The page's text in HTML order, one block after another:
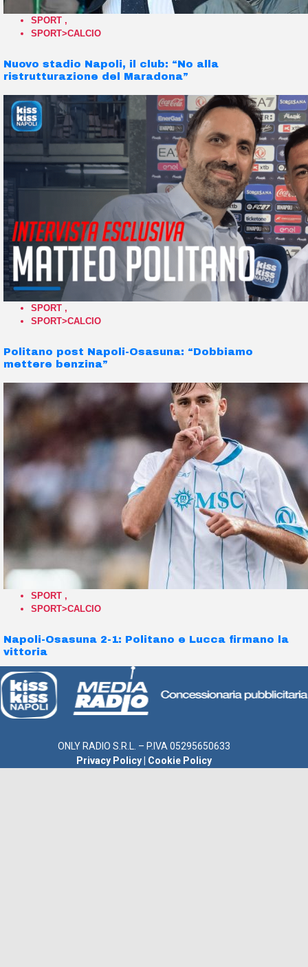
SPORT ,
SPORT>CALCIO
Nuovo stadio Napoli, il club: “No alla
ristrutturazione del Maradona”
SPORT ,
SPORT>CALCIO
Politano post Napoli-Osasuna: “Dobbiamo
mettere benzina”
SPORT ,
SPORT>CALCIO
Napoli-Osasuna 2-1: Politano e Lucca firmano la
vittoria
ONLY RADIO S.R.L. – P.IVA 05295650633
Privacy Policy
Cookie Policy